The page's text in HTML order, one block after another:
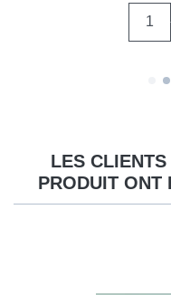
LES
PRODUIT ONT